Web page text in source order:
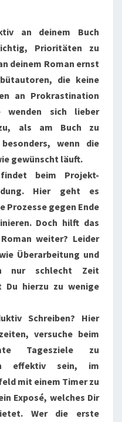
an deinem Buch
Prioritäten zu
deinem Roman ernst
die keine
an Prokrastination
wenden sich lieber
als am Buch zu
wenn die
gewünscht läuft.
beim Projekt-
Hier geht es
Prozesse gegen Ende
Doch hilft das
weiter? Leider
Überarbeitung und
nur schlecht Zeit
Du hierzu zu wenige
Schreiben? Hier
versuche beim
Tagesziele zu
effektiv sein, im
mit einem Timer zu
Exposé, welches Dir
Wer die erste